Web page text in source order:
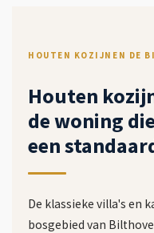
HOUTEN KOZIJNEN DE
Houten
de woning
een
De klassieke villa's en
bosgebied van